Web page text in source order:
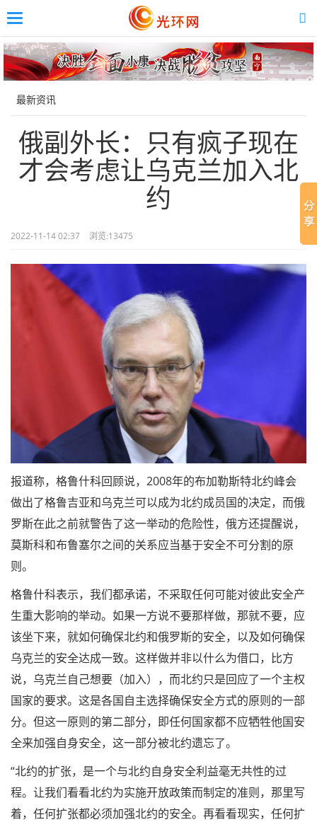
Skip
to
main
content
Toggle
最新资讯
俄副外长：只有疯子现在
才会考虑让乌克兰加入北
约
2022-11-14 02:37 浏览:13475
报道称，格鲁什科回顾说，2008年的布加勒斯特北约峰会
做出了格鲁吉亚和乌克兰可以成为北约成员国的决定，而俄
罗斯在此之前就警告了这一举动的危险性，俄方还提醒说，
莫斯科和布鲁塞尔之间的关系应当基于安全不可分割的原
则。
格鲁什科表示，我们都承诺，不采取任何可能对彼此安全产
生重大影响的举动。如果一方说不要那样做，那就不要，应
该坐下来，就如何确保北约和俄罗斯的安全，以及如何确保
乌克兰的安全达成一致。这样做并非以什么为借口，比方
说，乌克兰自己想要（加入），而北约只是回应了一个主权
国家的要求。这是各国自主选择确保安全方式的原则的一部
分。但这一原则的第二部分，即任何国家都不应牺牲他国安
全来加强自身安全，这一部分被北约遗忘了。
“北约的扩张，是一个与北约自身安全利益毫无共性的过
程。让我们看看北约为实施开放政策而制定的准则，那里写
着，任何扩张都必须加强北约的安全。再看看现实，任何扩